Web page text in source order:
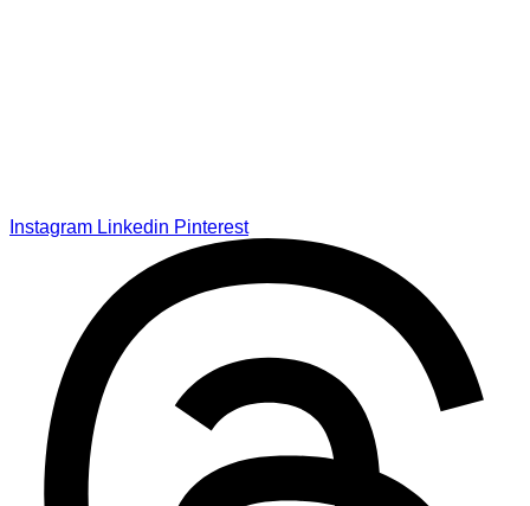
Instagram Linkedin Pinterest